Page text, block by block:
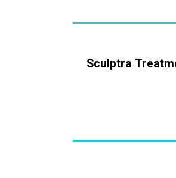
Sculptra